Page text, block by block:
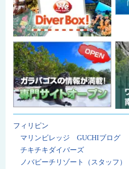
フィリピン
マリンビレッジ GUCHIブログ
チキチキダイバーズ
ノバビーチリゾート（スタッフ）